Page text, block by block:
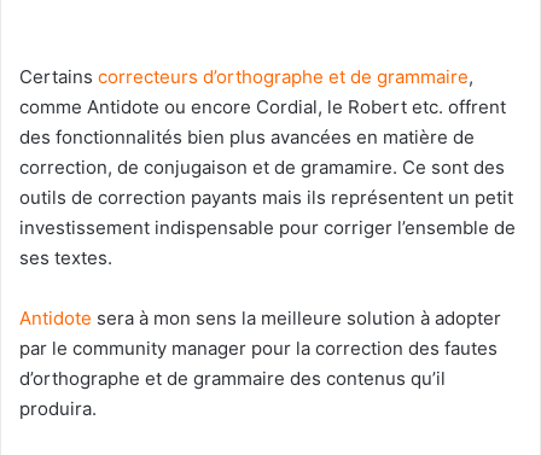
Certains correcteurs d’orthographe et de grammaire,
comme Antidote ou encore Cordial, le Robert etc. offrent
des fonctionnalités bien plus avancées en matière de
correction, de conjugaison et de gramamire. Ce sont des
outils de correction payants mais ils représentent un petit
investissement indispensable pour corriger l’ensemble de
ses textes.
Antidote sera à mon sens la meilleure solution à adopter
par le community manager pour la correction des fautes
d’orthographe et de grammaire des contenus qu’il
produira.